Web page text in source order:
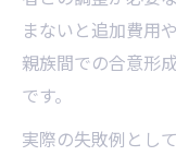
まないと追加費用
親族間での合意形
です。
実際の失敗例とし